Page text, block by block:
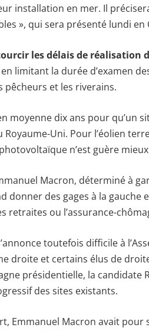
installation en mer. Il
», qui sera présenté lundi en
les délais de
limitant la durée d’examen
pêcheurs et les riverains.
moyenne dix ans pour qu’un
Royaume-Uni. Pour l’éolien
n’est guère
Macron, déterminé à
donner des gages à la gauche
retraites ou l’assurance-
toutefois difficile à
droite et certains élus de
présidentielle, la candidate
des sites existants.
Emmanuel Macron avait